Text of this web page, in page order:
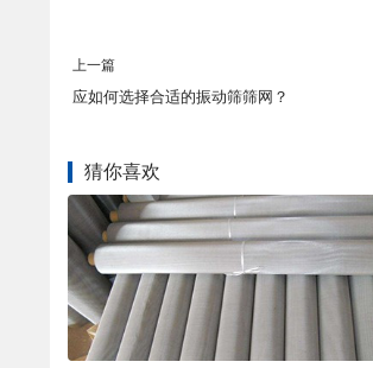
上一篇
应如何选择合适的振动筛筛网？
猜你喜欢